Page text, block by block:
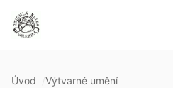
Úvod Výtvarné umění